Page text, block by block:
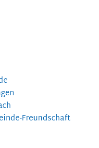
Freundschaft